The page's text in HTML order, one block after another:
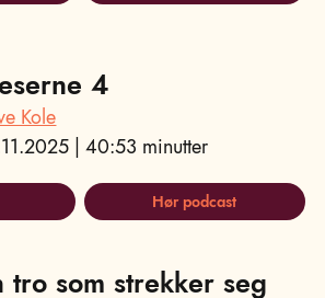
4
Kole
| 40:53 minutter
Hør podcast
tro som strekker seg